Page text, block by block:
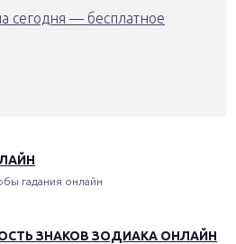
сегодня — бесплатное
гадания онлайн
ЗНАКОВ ЗОДИАКА ОНЛАЙН